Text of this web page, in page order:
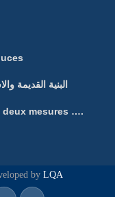
البنية القديمة
mesures ….
by LQA